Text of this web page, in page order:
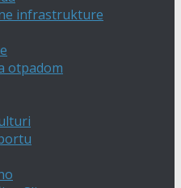
infrastrukture
otpadom